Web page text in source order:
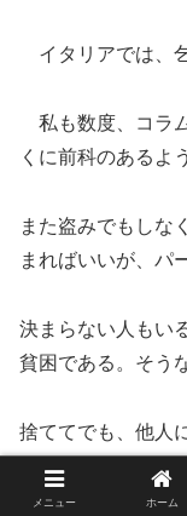
イタリアでは、
私も数度、コラ
くに前科のあるよ
また盗みでもしな
まればいいが、パ
決まらない人もい
貧困である。そう
捨ててでも、他人
も、自分だけは、
メニュー ホーム